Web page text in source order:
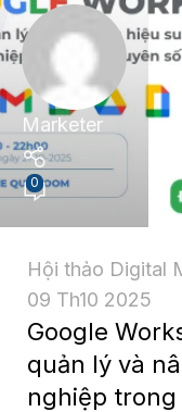
Marketer
0
Hội thảo Digital
09 Th10 2025
Google
quản lý và
nghiệp